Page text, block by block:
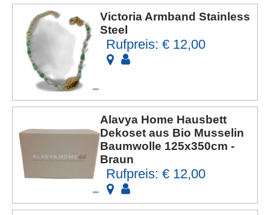
Victoria Armband Stainless
Steel
Rufpreis: € 12,00
Alavya Home Hausbett
Dekoset aus Bio Musselin
Baumwolle 125x350cm -
Braun
Rufpreis: € 12,00